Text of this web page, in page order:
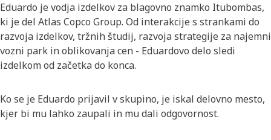
Eduardo je vodja izdelkov za blagovno znamko Itubombas,
ki je del Atlas Copco Group. Od interakcije s strankami do
razvoja izdelkov, tržnih študij, razvoja strategije za najemni
vozni park in oblikovanja cen - Eduardovo delo sledi
izdelkom od začetka do konca.
Ko se je Eduardo prijavil v skupino, je iskal delovno mesto,
kjer bi mu lahko zaupali in mu dali odgovornost.